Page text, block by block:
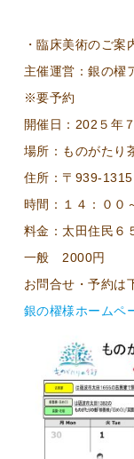
・臨床美術のご案
主催運営：銀の櫂
※要予約
開催日：202５年
場所：ものがたり
住所：〒939-
時間：１４：００
料金：太田住民
一般 2000円
お問合せ・予約は
銀の櫂様ホームペ